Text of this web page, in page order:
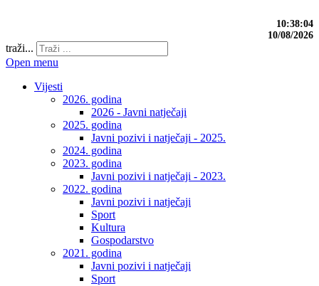
10:38:05
10/08/2026
traži...
Open menu
Vijesti
2026. godina
2026 - Javni natječaji
2025. godina
Javni pozivi i natječaji - 2025.
2024. godina
2023. godina
Javni pozivi i natječaji - 2023.
2022. godina
Javni pozivi i natječaji
Sport
Kultura
Gospodarstvo
2021. godina
Javni pozivi i natječaji
Sport